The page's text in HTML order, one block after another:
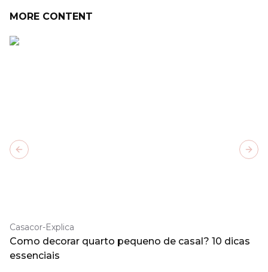
MORE CONTENT
Casacor-Explica
Como decorar quarto pequeno de casal? 10 dicas
essenciais
Previous slide